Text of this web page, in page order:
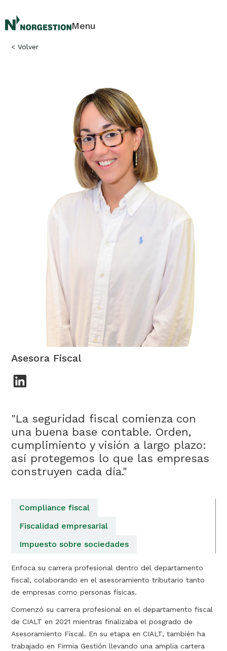
Menu
< Volver
Silvia Moreno
Asesora Fiscal
"La seguridad fiscal comienza con
una buena base contable. Orden,
cumplimiento y visión a largo plazo:
así protegemos lo que las empresas
construyen cada día."
Compliance fiscal
Fiscalidad empresarial
Impuesto sobre sociedades
Enfoca su carrera profesional dentro del departamento
fiscal, colaborando en el asesoramiento tributario tanto
de empresas como personas físicas.
Comenzó su carrera profesional en el departamento fiscal
de CIALT en 2021 mientras finalizaba el posgrado de
Asesoramiento Fiscal. En su etapa en CIALT, también ha
trabajado en Firmia Gestión llevando una amplia cartera